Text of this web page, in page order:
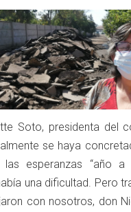
Soto, presidenta del
se haya
las esperanzas “año
una dificultad. Pero
con nosotros, don